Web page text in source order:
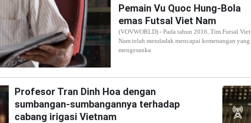
Pemain Vu Quoc Hung-Bola
emas Futsal Viet Nam
(VOVWORLD) - Pada tahun 2016, Tim Futsal Viet
Nam telah mendadak mencapai kemenangan yang
mengesanka
Profesor Tran Dinh Hoa dengan
sumbangan-sumbangannya terhadap
cabang irigasi Vietnam